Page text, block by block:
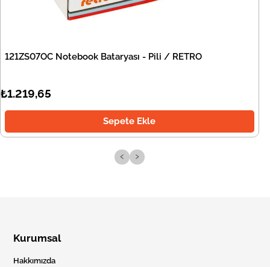
121ZS07OC Notebook Bataryası - Pili / RETRO
₺1.219,65
Sepete Ekle
‹ ›
Kurumsal
Hakkımızda